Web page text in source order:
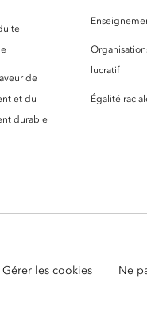
de
et du
durable
lucratif
Égalité
Gérer les cookies Ne